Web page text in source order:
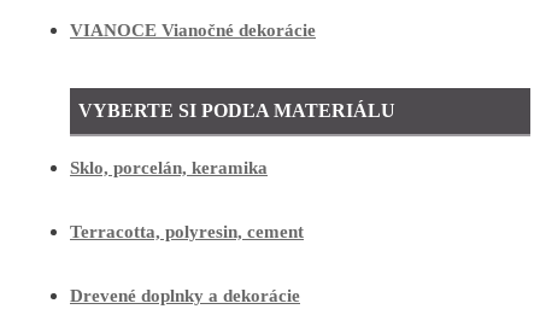
VIANOCE Vianočné dekorácie
VYBERTE SI PODĽA MATERIÁLU
Sklo, porcelán, keramika
Terracotta, polyresin, cement
Drevené doplnky a dekorácie